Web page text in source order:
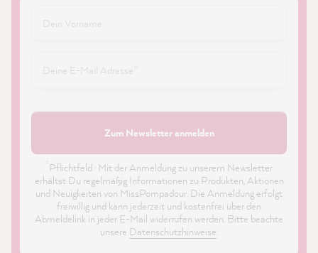
Zum Newsletter anmelden
Pflichtfeld · Mit der Anmeldung zu unserem Newsletter
erhältst Du regelmäßig Informationen zu Produkten, Aktionen
und Neuigkeiten von MissPompadour. Die Anmeldung erfolgt
freiwillig und kann jederzeit und kostenfrei über den
Abmeldelink in jeder E-Mail widerrufen werden. Bitte beachte
unsere Datenschutzhinweise.